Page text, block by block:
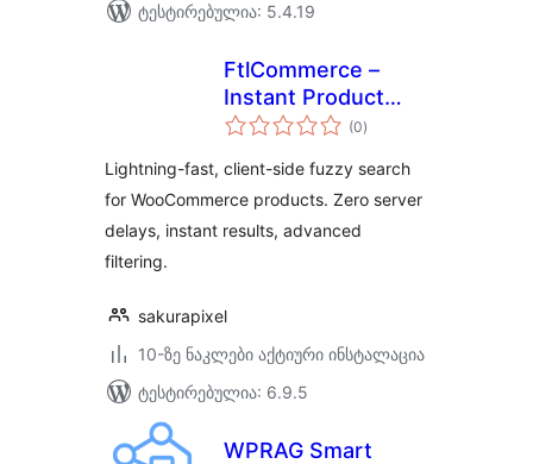
ტესტირებულია: 5.4.19
FtlCommerce –
Instant Product
Search
(0საერთო
რეიტინგი
)
Lightning-fast, client-side fuzzy search
for WooCommerce products. Zero server
delays, instant results, advanced
filtering.
sakurapixel
10-ზე ნაკლები აქტიური ინსტალაცია
ტესტირებულია: 6.9.5
WPRAG Smart